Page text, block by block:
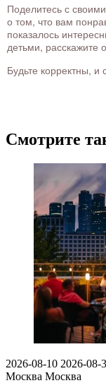
Поделитесь с
о том, что вам
показалось
детьми, расскажите
Будьте корректны,
Смотрите
2026-08-10 2026-08-
Москва Москва